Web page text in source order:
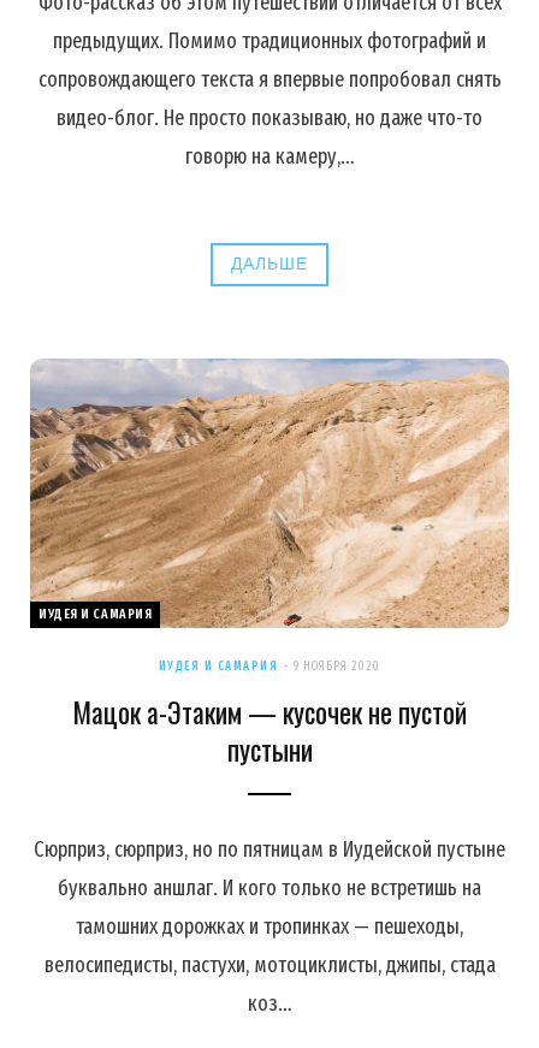
предыдущих. Помимо традиционных фотографий и
сопровождающего текста я впервые попробовал снять
видео-блог. Не просто показываю, но даже что-то
говорю на камеру,…
ДАЛЬШЕ
ИУДЕЯ И САМАРИЯ
ИУДЕЯ И САМАРИЯ 9 НОЯБРЯ 2020
Мацок а-Этаким — кусочек не пустой
пустыни
Сюрприз, сюрприз, но по пятницам в Иудейской пустыне
буквально аншлаг. И кого только не встретишь на
тамошних дорожках и тропинках — пешеходы,
велосипедисты, пастухи, мотоциклисты, джипы, стада
коз…